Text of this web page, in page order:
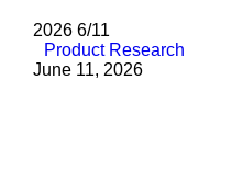
2026 6/11
Product Research
June 11, 2026